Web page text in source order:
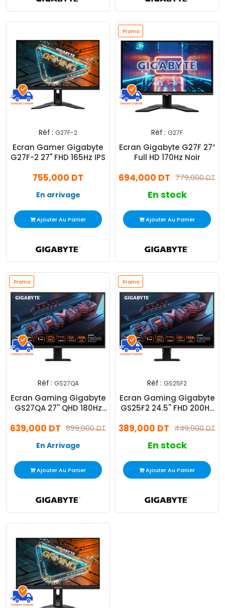
Réf : G27F-2
Ecran Gamer Gigabyte
G27F-2 27" FHD 165Hz IPS
755,000 DT
En arrivage
Ajouter Au Panier
Promo
Réf : G27F
Ecran Gigabyte G27F 27″
Full HD 170Hz Noir
779,000 DT
694,000 DT
En stock
Ajouter Au Panier
Promo
Réf : GS27QA
Ecran Gaming Gigabyte
GS27QA 27'' QHD 180Hz
699,000 DT
639,000 DT
En Arrivage
Ajouter Au Panier
Promo
Réf : GS25F2
Ecran Gaming Gigabyte
GS25F2 24.5'' FHD 200Hz
449,000 DT
389,000 DT
En stock
Ajouter Au Panier